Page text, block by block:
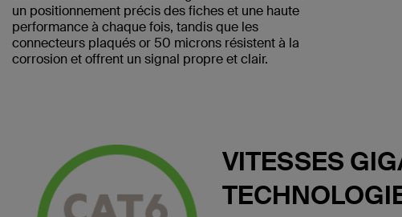
un positionnement précis des fiches et une haute
performance à chaque fois, tandis que les
connecteurs plaqués or 50 microns résistent à la
corrosion et offrent un signal propre et clair.
VITESSES